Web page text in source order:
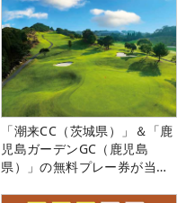
「潮来CC（茨城県）」＆「鹿
児島ガーデンGC（鹿児島
県）」の無料プレー券が当た